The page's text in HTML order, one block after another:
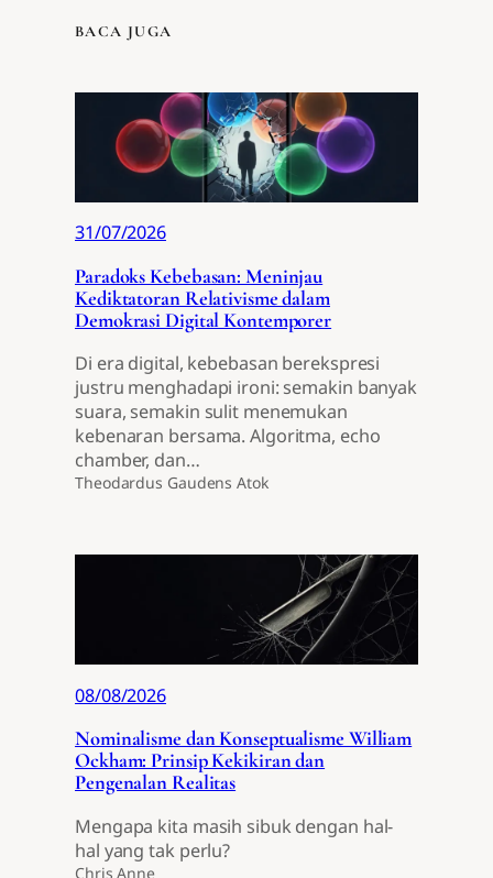
BACA JUGA
31/07/2026
Paradoks Kebebasan: Meninjau
Kediktatoran Relativisme dalam
Demokrasi Digital Kontemporer
Di era digital, kebebasan berekspresi
justru menghadapi ironi: semakin banyak
suara, semakin sulit menemukan
kebenaran bersama. Algoritma, echo
chamber, dan…
Theodardus Gaudens Atok
08/08/2026
Nominalisme dan Konseptualisme William
Ockham: Prinsip Kekikiran dan
Pengenalan Realitas
Mengapa kita masih sibuk dengan hal-
hal yang tak perlu?
Chris Anne